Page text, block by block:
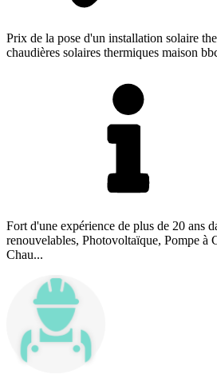
Prix de la pose d'un installation solaire
chaudières solaires thermiques maison
Fort d'une expérience de plus de 20 ans
renouvelables, Photovoltaïque, Pompe à
Chau...